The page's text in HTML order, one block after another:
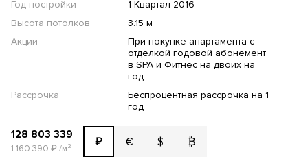
Год постройки
1 Квартал 2016
Высота потолков
3.15 м
Акции
При покупке апартамента с
отделкой годовой абонемент
в SPA и Фитнес на двоих на
год.
Рассрочка
Беспроцентная рассрочка на 1
год
128 803 339
1 160 390 ₽/м² ₽ € $ ₿